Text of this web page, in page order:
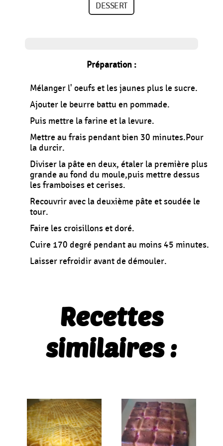
DESSERT
Préparation :
Mélanger l' oeufs et les jaunes plus le sucre.
Ajouter le beurre battu en pommade.
Puis mettre la farine et la levure.
Mettre au frais pendant bien 30 minutes.Pour
la durcir.
Diviser la pâte en deux, étaler la première plus
grande au fond du moule,puis mettre dessus
les framboises et cerises.
Recouvrir avec la deuxième pâte et soudée le
tour.
Faire les croisillons et doré.
Cuire 170 degré pendant au moins 45 minutes.
Laisser refroidir avant de démouler.
Recettes
similaires :